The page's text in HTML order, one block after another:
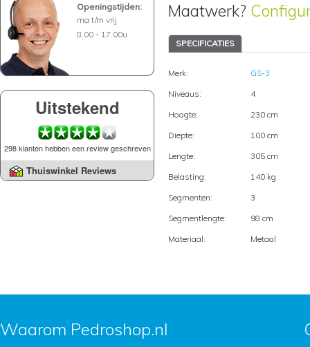
Openingstijden:
ma t/m vrij
8.00 - 17.00u
Uitstekend
298 klanten hebben een review geschreven
Thuiswinkel Reviews
Maatwerk?
SPECIFICATIES
Merk:
GS-3
Niveaus:
4
Hoogte:
230 cm
Diepte:
100 cm
Lengte:
305 cm
Belasting:
140 kg
Segmenten:
3
Segmentlengte:
98 cm
Materiaal:
Metaal
Waarom Pedroshop.nl